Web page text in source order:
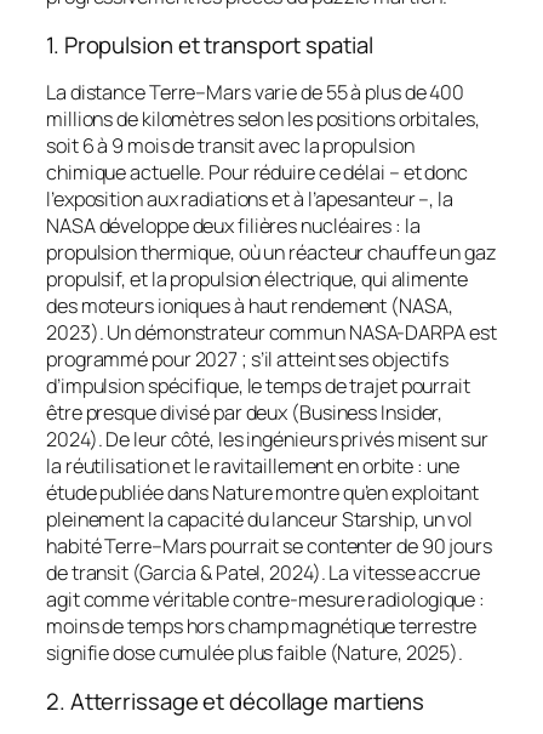
1. Propulsion et transport spatial
La distance Terre–Mars varie de 55 à plus de 400
millions de kilomètres selon les positions orbitales,
soit 6 à 9 mois de transit avec la propulsion
chimique actuelle. Pour réduire ce délai – et donc
l’exposition aux radiations et à l’apesanteur –, la
NASA développe deux filières nucléaires : la
propulsion thermique, où un réacteur chauffe un gaz
propulsif, et la propulsion électrique, qui alimente
des moteurs ioniques à haut rendement (NASA,
2023). Un démonstrateur commun NASA-DARPA est
programmé pour 2027 ; s’il atteint ses objectifs
d’impulsion spécifique, le temps de trajet pourrait
être presque divisé par deux (Business Insider,
2024). De leur côté, les ingénieurs privés misent sur
la réutilisation et le ravitaillement en orbite : une
étude publiée dansNaturemontre qu’en exploitant
pleinement la capacité du lanceurStarship, un vol
habité Terre–Mars pourrait se contenter de 90 jours
de transit (Garcia & Patel, 2024). La vitesse accrue
agit comme véritable contre-mesure radiologique :
moins de temps hors champ magnétique terrestre
signifie dose cumulée plus faible (Nature, 2025).
2. Atterrissage et décollage martiens